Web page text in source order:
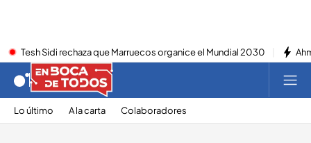
Tesh Sidi rechaza que Marruecos organice el Mundial 2030
Lo último A la carta Colaboradores